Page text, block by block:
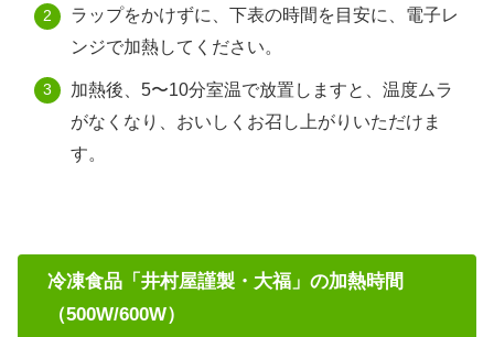
ラップをかけずに、下表の時間を目安に、電子レ
ンジで加熱してください。
加熱後、5〜10分室温で放置しますと、温度ムラ
がなくなり、おいしくお召し上がりいただけま
す。
冷凍食品「井村屋謹製・大福」の加熱時間
（500W/600W）